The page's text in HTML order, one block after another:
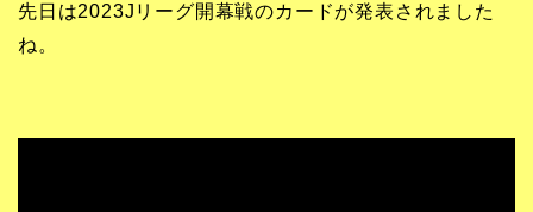
先日は2023Jリーグ開幕戦のカードが発表されました
ね。